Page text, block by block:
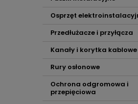
Osprzęt
Przedłużacze i przyłącza
Kanały i korytka kablowe
Rury osłonowe
Ochrona odgromowa i
przepięciowa